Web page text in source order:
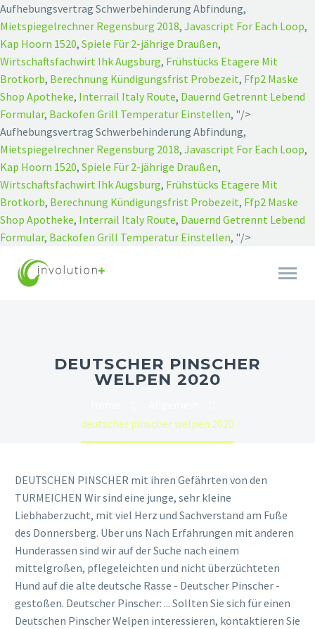
Aufhebungsvertrag Schwerbehinderung Abfindung,
Mietspiegelrechner Regensburg 2018, Javascript For Each Loop,
Kap Hoorn 1520, Spiele Für 2-jährige Draußen,
Wirtschaftsfachwirt Ihk Augsburg, Frühstücks Etagere Mit
Brotkorb, Berechnung Kündigungsfrist Probezeit, Ffp2 Maske
Shop Apotheke, Interrail Italy Route, Dauernd Getrennt Lebend
Formular, Backofen Grill Temperatur Einstellen, "/>
Aufhebungsvertrag Schwerbehinderung Abfindung,
Mietspiegelrechner Regensburg 2018, Javascript For Each Loop,
Kap Hoorn 1520, Spiele Für 2-jährige Draußen,
Wirtschaftsfachwirt Ihk Augsburg, Frühstücks Etagere Mit
Brotkorb, Berechnung Kündigungsfrist Probezeit, Ffp2 Maske
Shop Apotheke, Interrail Italy Route, Dauernd Getrennt Lebend
Formular, Backofen Grill Temperatur Einstellen, "/>
DEUTSCHER PINSCHER
WELPEN 2020
deutscher pinscher welpen 2020
DEUTSCHEN PINSCHER mit ihren Gefährten von den
TURMEICHEN Wir sind eine junge, sehr kleine
Liebhaberzucht, mit viel Herz und Sachverstand am Fuße
des Donnersberg. Über uns Nach Erfahrungen mit anderen
Hunderassen sind wir auf der Suche nach einem
mittelgroßen, pflegeleichten und nicht überzüchteten
Hund auf die alte deutsche Rasse - Deutscher Pinscher -
gestoßen. Deutscher Pinscher: ... Sollten Sie sich für einen
Deutschen Pinscher Welpen interessieren, kontaktieren Sie